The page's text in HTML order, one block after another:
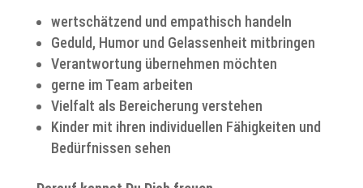
wertschätzend und empathisch handeln
Geduld, Humor und Gelassenheit mitbringen
Verantwortung übernehmen möchten
gerne im Team arbeiten
Vielfalt als Bereicherung verstehen
Kinder mit ihren individuellen Fähigkeiten und
Bedürfnissen sehen